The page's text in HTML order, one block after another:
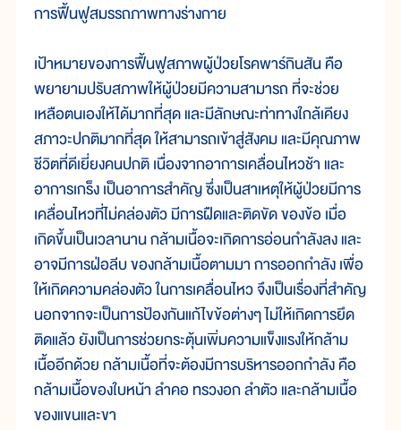
การฟื้นฟูสมรรถภาพทางร่างกาย
เป้าหมายของการฟื้นฟูสภาพผู้ป่วยโรคพาร์กินสัน คือ
พยายามปรับสภาพให้ผู้ป่วยมีความสามารถ ที่จะช่วย
เหลือตนเองให้ได้มากที่สุด และมีลักษณะท่าทางใกล้เคียง
สภาวะปกติมากที่สุด ให้สามารถเข้าสู่สังคม และมีคุณภาพ
ชีวิตที่ดีเยี่ยงคนปกติ เนื่องจากอาการเคลื่อนไหวช้า และ
อาการเกร็ง เป็นอาการสำคัญ ซึ่งเป็นสาเหตุให้ผู้ป่วยมีการ
เคลื่อนไหวที่ไม่คล่องตัว มีการฝืดและติดขัด ของข้อ เมื่อ
เกิดขึ้นเป็นเวลานาน กล้ามเนื้อจะเกิดการอ่อนกำลังลง และ
อาจมีการฝ่อลีบ ของกล้ามเนื้อตามมา การออกกำลัง เพื่อ
ให้เกิดความคล่องตัว ในการเคลื่อนไหว จึงเป็นเรื่องที่สำคัญ
นอกจากจะเป็นการป้องกันแก้ไขข้อต่างๆ ไม่ให้เกิดการยึด
ติดแล้ว ยังเป็นการช่วยกระตุ้นเพิ่มความแข็งแรงให้กล้าม
เนื้ออีกด้วย กล้ามเนื้อที่จะต้องมีการบริหารออกกำลัง คือ
กล้ามเนื้อของใบหน้า ลำคอ ทรวงอก ลำตัว และกล้ามเนื้อ
ของแขนและขา